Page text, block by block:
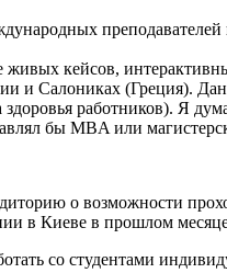
живых кейсов,
и Салониках (Греция).
работников). Я
бы MBA или
о возможности
в Киеве в прошлом
со студентами